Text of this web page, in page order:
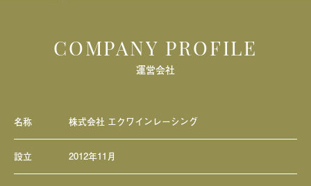
COMPANY PROFILE
運営会社
名称 株式会社 エクワインレーシング
設立 2012年11月